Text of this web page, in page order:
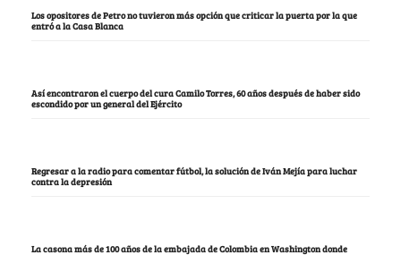
Los opositores de Petro no tuvieron más opción que criticar la puerta por la que
entró a la Casa Blanca
Así encontraron el cuerpo del cura Camilo Torres, 60 años después de haber sido
escondido por un general del Ejército
Regresar a la radio para comentar fútbol, la solución de Iván Mejía para luchar
contra la depresión
La casona más de 100 años de la embajada de Colombia en Washington donde